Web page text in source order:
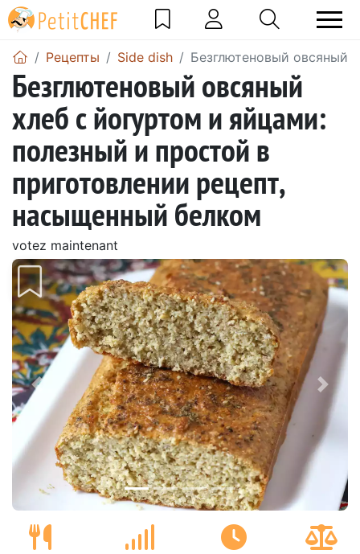
Pецепты Side dish Безглютеновый овсяный
Безглютеновый овсяный
хлеб с йогуртом и яйцами:
полезный и простой в
приготовлении рецепт,
насыщенный белком
votez maintenant
Предыдущий